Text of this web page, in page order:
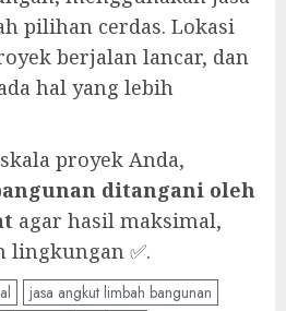
pilihan cerdas. Lokasi
berjalan lancar, dan
hal yang lebih
proyek Anda,
ditangani oleh
agar hasil maksimal,
lingkungan ✅.
jasa angkut limbah bangunan